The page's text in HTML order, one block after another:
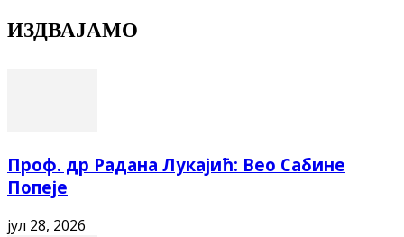
ИЗДВАЈАМО
Проф. др Радана Лукајић: Вео Сабине
Попеје
јул 28, 2026